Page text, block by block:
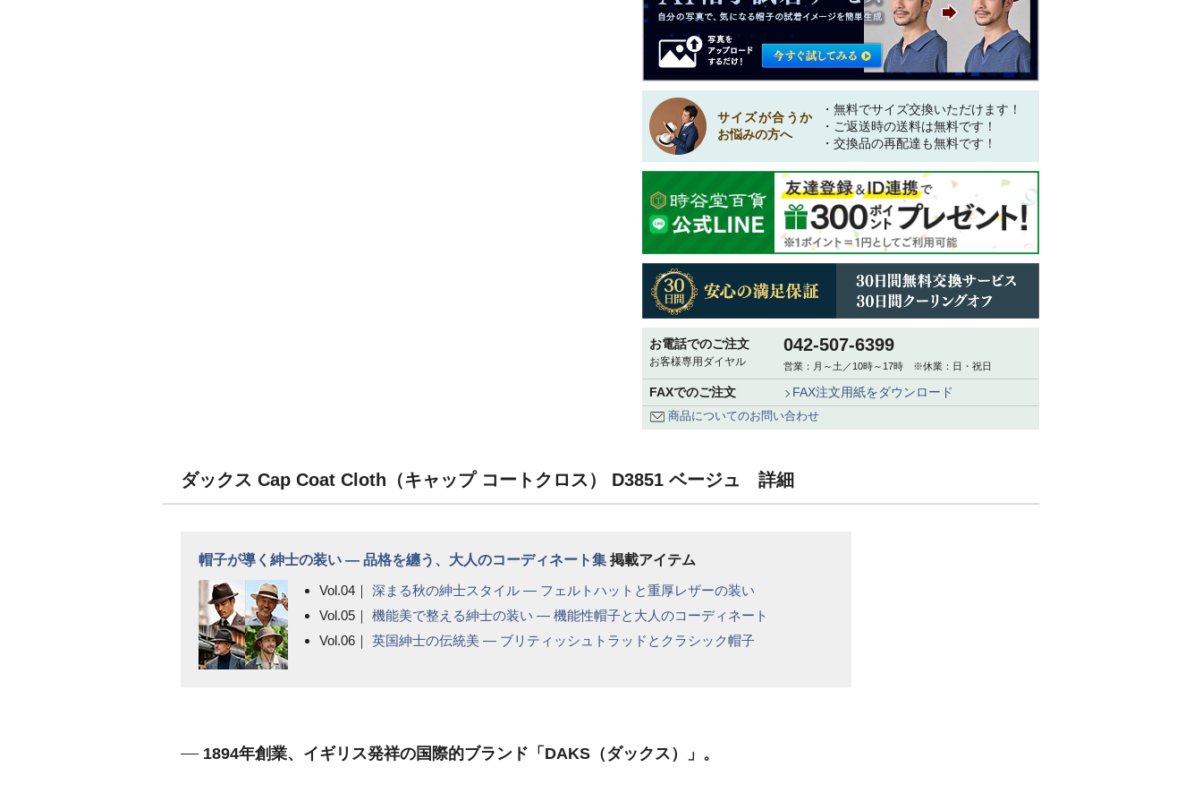
サイズが合うか
お悩みの方へ
・無料でサイズ交換いただけます！
・ご返送時の送料は無料です！
・交換品の再配達も無料です！
お電話でのご注文
お客様専用ダイヤル
042-507-6399
営業：月～土／10時～17時 ※休業：日・祝日
FAXでのご注文 FAX注文用紙をダウンロード
商品についてのお問い合わせ
ダックス Cap Coat Cloth（キャップ コートクロス） D3851 ベージュ 詳細
帽子が導く紳士の装い ― 品格を纏う、大人のコーディネート集 掲載アイテム
Vol.04｜ 深まる秋の紳士スタイル ― フェルトハットと重厚レザーの装い
Vol.05｜ 機能美で整える紳士の装い ― 機能性帽子と大人のコーディネート
Vol.06｜ 英国紳士の伝統美 ― ブリティッシュトラッドとクラシック帽子
1894年創業、イギリス発祥の国際的ブランド「DAKS（ダックス）」。